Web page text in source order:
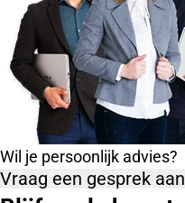
Wil je persoonlijk advies?
Vraag een gesprek aan